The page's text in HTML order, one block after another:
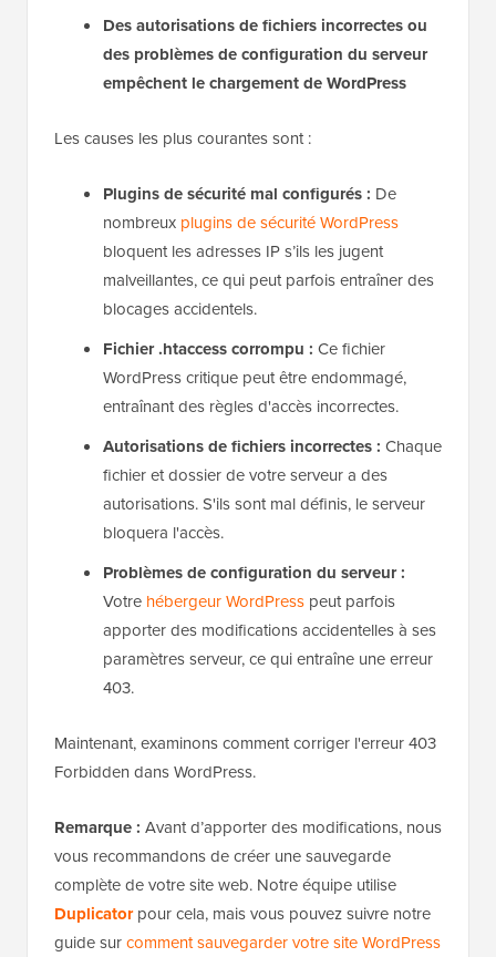
Des autorisations de fichiers incorrectes ou
des problèmes de configuration du serveur
empêchent le chargement de WordPress
Les causes les plus courantes sont :
Plugins de sécurité mal configurés : De
nombreux plugins de sécurité WordPress
bloquent les adresses IP s’ils les jugent
malveillantes, ce qui peut parfois entraîner des
blocages accidentels.
Fichier .htaccess corrompu : Ce fichier
WordPress critique peut être endommagé,
entraînant des règles d'accès incorrectes.
Autorisations de fichiers incorrectes : Chaque
fichier et dossier de votre serveur a des
autorisations. S'ils sont mal définis, le serveur
bloquera l'accès.
Problèmes de configuration du serveur :
Votre hébergeur WordPress peut parfois
apporter des modifications accidentelles à ses
paramètres serveur, ce qui entraîne une erreur
403.
Maintenant, examinons comment corriger l'erreur 403
Forbidden dans WordPress.
Remarque : Avant d’apporter des modifications, nous
vous recommandons de créer une sauvegarde
complète de votre site web. Notre équipe utilise
Duplicatorpour cela, mais vous pouvez suivre notre
guide surcomment sauvegarder votre site WordPress